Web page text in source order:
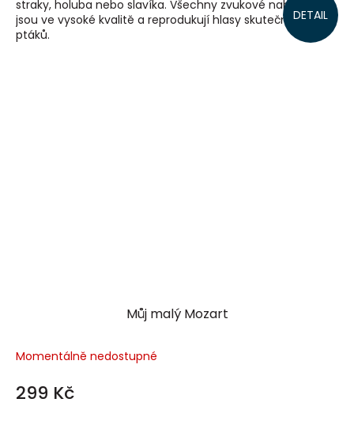
DETAIL
straky, holuba nebo slavíka. Všechny zvukové nahrávky
jsou ve vysoké kvalitě a reprodukují hlasy skutečných
ptáků.
Můj malý Mozart
Momentálně nedostupné
299 Kč